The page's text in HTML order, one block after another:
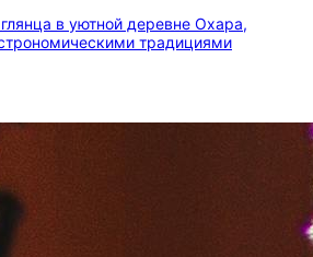
в уютной деревне Охара,
традициями